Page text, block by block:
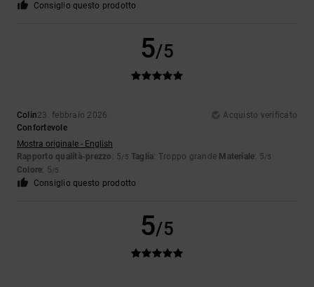
Consiglio questo prodotto
5/5
Colin23. febbraio 2026
Acquisto verificato
Confortevole
Mostra originale - English
Rapporto qualità-prezzo : 5/5 Taglia: Troppo grande Materiale: 5/5
Colore: 5/5
Consiglio questo prodotto
5/5